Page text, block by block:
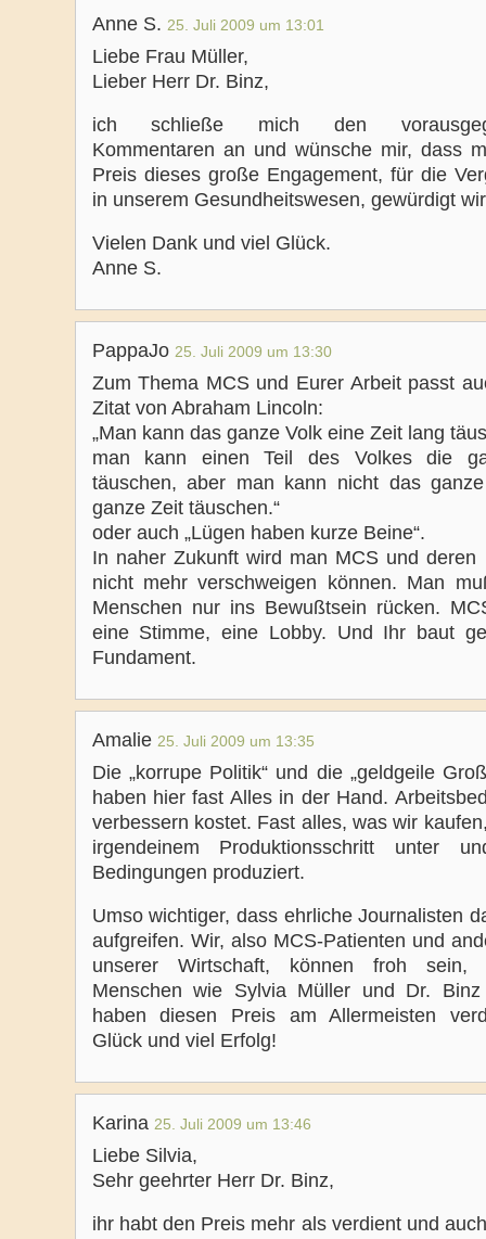
Anne S. 25. Juli 2009 um 13:01
Liebe Frau Müller,
Lieber Herr Dr. Binz,
ich schließe mich den
Kommentaren an und wünsche mir, dass
Preis dieses große Engagement, für die
in unserem Gesundheitswesen, gewürdigt
Vielen Dank und viel Glück.
Anne S.
PappaJo 25. Juli 2009 um 13:30
Zum Thema MCS und Eurer Arbeit passt
Zitat von Abraham Lincoln:
„Man kann das ganze Volk eine Zeit lang
man kann einen Teil des Volkes die
täuschen, aber man kann nicht das
ganze Zeit täuschen.“
oder auch „Lügen haben kurze Beine“.
In naher Zukunft wird man MCS und deren
nicht mehr verschweigen können. Man
Menschen nur ins Bewußtsein rücken.
eine Stimme, eine Lobby. Und Ihr baut
Fundament.
Amalie 25. Juli 2009 um 13:35
Die „korrupe Politik“ und die „geldgeile
haben hier fast Alles in der Hand.
verbessern kostet. Fast alles, was wir
irgendeinem Produktionsschritt unter
Bedingungen produziert.
Umso wichtiger, dass ehrliche Journalisten
aufgreifen. Wir, also MCS-Patienten und
unserer Wirtschaft, können froh sein,
Menschen wie Sylvia Müller und Dr.
haben diesen Preis am Allermeisten
Glück und viel Erfolg!
Karina 25. Juli 2009 um 13:46
Liebe Silvia,
Sehr geehrter Herr Dr. Binz,
ihr habt den Preis mehr als verdient und